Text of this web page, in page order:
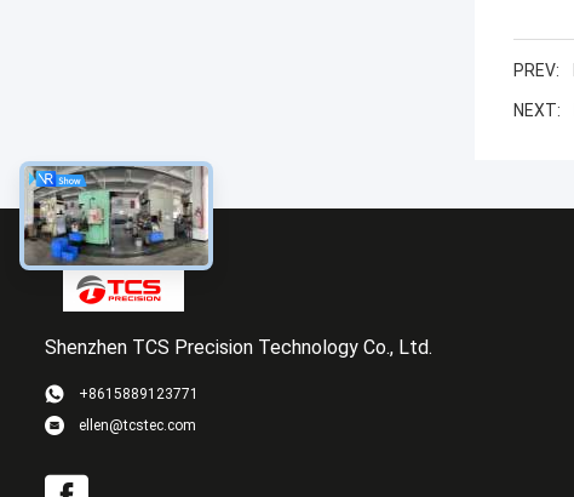
PREV:
NEXT:
Shenzhen TCS Precision Technology Co., Ltd.
+8615889123771
ellen@tcstec.com